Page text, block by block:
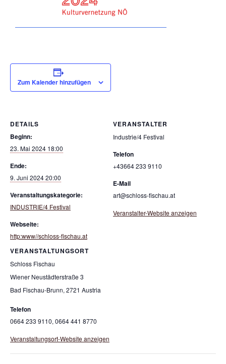
Zum Kalender hinzufügen
DETAILS
Beginn:
23. Mai 2024 18:00
Ende:
9. Juni 2024 20:00
Veranstaltungskategorie:
INDUSTRIE/4 Festival
Webseite:
http:www//schloss-fischau.at
VERANSTALTUNGSORT
Schloss Fischau
Wiener Neustädterstraße 3
Bad Fischau-Brunn, 2721 Austria
Telefon
0664 233 9110, 0664 441 8770
Veranstaltungsort-Website anzeigen
VERANSTALTER
Industrie/4 Festival
Telefon
+43664 233 9110
E-Mail
art@schloss-fischau.at
Veranstalter-Website anzeigen